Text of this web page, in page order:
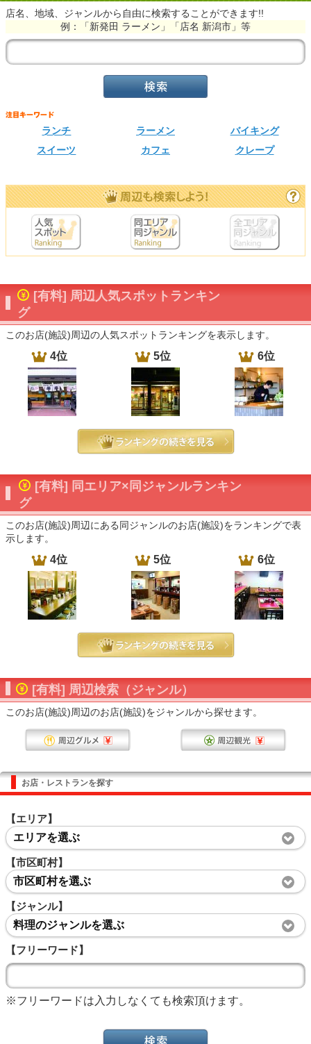
店名、地域、ジャンルから自由に検索することができます!!
例：「新発田 ラーメン」「店名 新潟市」等
ランチ ラーメン
バイキング
スイーツ
カフェ クレープ
[有料] 周辺人気スポットランキン
グ
このお店(施設)周辺の人気スポットランキングを表示します。
4位 5位 6位
[有料] 同エリア×同ジャンルランキン
グ
このお店(施設)周辺にある同ジャンルのお店(施設)をランキングで表
示します。
4位 5位 6位
[有料] 周辺検索（ジャンル）
このお店(施設)周辺のお店(施設)をジャンルから探せます。
お店・レストランを探す
【エリア】
エリアを選ぶ
【市区町村】
市区町村を選ぶ
【ジャンル】
料理のジャンルを選ぶ
【フリーワード】
※フリーワードは入力しなくても検索頂けます。